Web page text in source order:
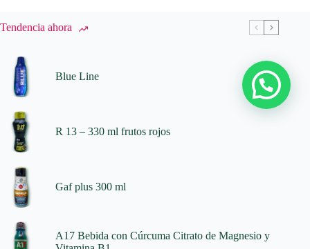
Tendencia ahora
Blue Line
R 13 – 330 ml frutos rojos
Gaf plus 300 ml
A17 Bebida con Cúrcuma Citrato de Magnesio y